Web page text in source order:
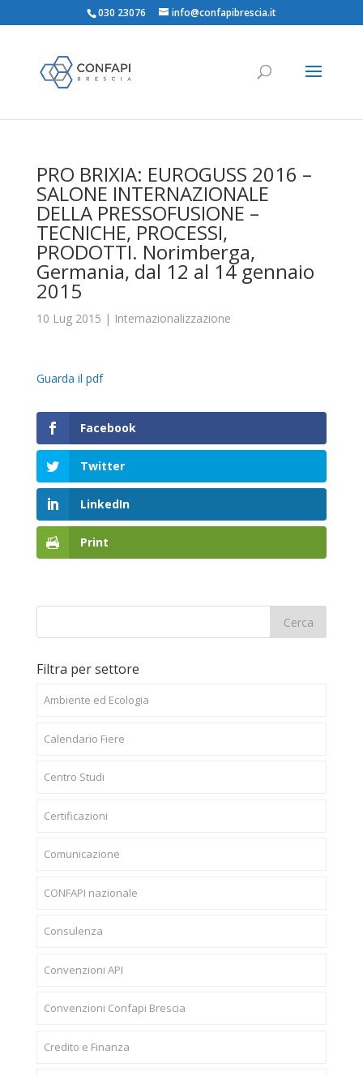
030 23076 info@confapibrescia.it
PRO BRIXIA: EUROGUSS 2016 –
SALONE INTERNAZIONALE
DELLA PRESSOFUSIONE –
TECNICHE, PROCESSI,
PRODOTTI. Norimberga,
Germania, dal 12 al 14 gennaio
2015
10 Lug 2015 | Internazionalizzazione
Guarda il pdf
Facebook
Twitter
LinkedIn
Print
Filtra per settore
Ambiente ed Ecologia
Calendario Fiere
Centro Studi
Certificazioni
Comunicazione
CONFAPI nazionale
Consulenza
Convenzioni API
Convenzioni Confapi Brescia
Credito e Finanza